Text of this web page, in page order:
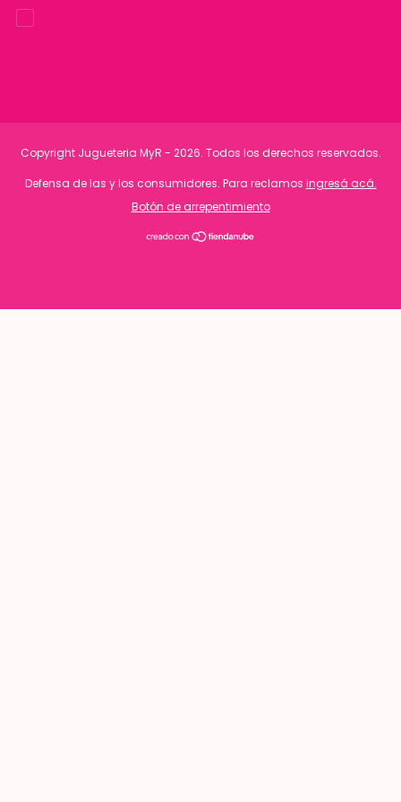
Copyright Jugueteria MyR - 2026. Todos los derechos reservados.
Defensa de las y los consumidores. Para reclamos ingresá acá.
Botón de arrepentimiento